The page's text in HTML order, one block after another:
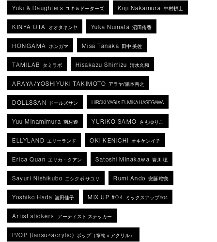
Yuki & Daughters ユキ＆ドーターズ Koji Nakamura 中村耕士
KINYA OTA オオタキンヤ Yuka Numata 沼田侑香
HONGAMA ホンガマ Misa Tanaka 田中 美佐
TAMILAB タミラボ Hisakazu Shimizu 清水久和
ARAYA/YOSHIYUKI TAKIMOTO アラヤ/瀧本善之
DOLLSSAN ドールズサン HIROKI YAGI & FUMIKA HASEGAWA
Yuu Minamimura 南村遊 YURIKO SAMO さもゆりこ
ELLYLAND エリーランド OKI KENICHI オキケンイチ
Erica Quan エリカ・クアン Satoshi Minakawa 皆川 聡
Sayuri Nishikubo ニシクボ サユリ Rumi Ando 安藤 瑠美
Yoshiko Hada 波田佳子 MIX UP #04 ミックスアップ#04
Artist stickers アーティスト ステッカー
P/OP (tansu×acrylic) ポップ（箪笥ｘアクリル）